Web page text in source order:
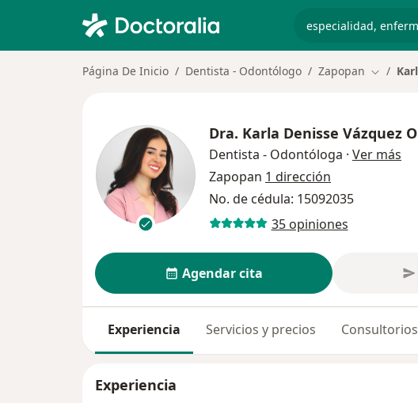
Página De Inicio Dentista - Odontólogo Zapopan
Dra. Karla Denisse Vázquez
Dentista - Odontóloga · Ver más
Zapopan 1 dirección
No. de cédula: 15092035
35 opiniones
Agendar cita
Experiencia Servicios y precios Consultorios
Experiencia